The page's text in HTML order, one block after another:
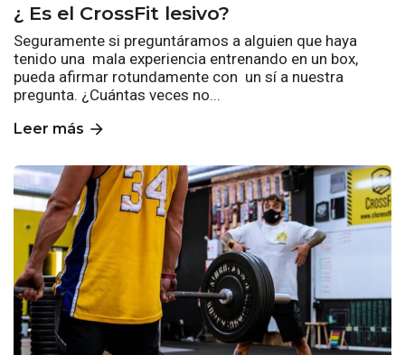
¿ Es el CrossFit lesivo?
Seguramente si preguntáramos a alguien que haya
tenido una mala experiencia entrenando en un box,
pueda afirmar rotundamente con un sí a nuestra
pregunta. ¿Cuántas veces no...
Leer más arrow_forward